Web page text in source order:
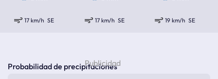
17 km/h SE 17 km/h SE 19 km/h SE
Probabilidad de precipitaciones